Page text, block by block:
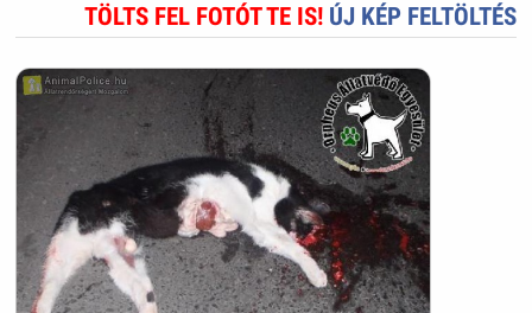
TÖLTS FEL FOTÓT TE IS! ÚJ KÉP FELTÖLTÉS